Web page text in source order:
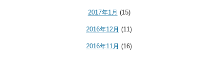
2017年1月 (15)
2016年12月 (11)
2016年11月 (16)